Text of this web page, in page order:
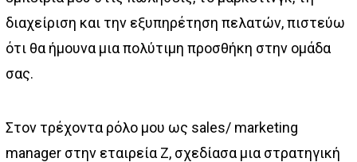
διαχείριση και την εξυπηρέτηση πελατών, πιστεύω
ότι θα ήμουνα μια πολύτιμη προσθήκη στην ομάδα
σας.
Στον τρέχοντα ρόλο μου ως sales/ marketing
manager στην εταιρεία Z, σχεδίασα μια στρατηγική